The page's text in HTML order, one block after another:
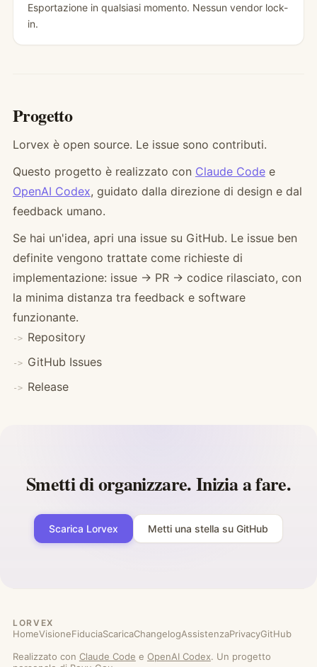
Esportazione in qualsiasi momento. Nessun vendor lock-
in.
Progetto
Lorvex è open source. Le issue sono contributi.
Questo progetto è realizzato con Claude Codee
OpenAI Codex, guidato dalla direzione di design e dal
feedback umano.
Se hai un'idea, apri una issue su GitHub. Le issue ben
definite vengono trattate come richieste di
implementazione: issue → PR → codice rilasciato, con
la minima distanza tra feedback e software
funzionante.
Repository
GitHub Issues
Release
Smetti di organizzare. Inizia a fare.
Scarica Lorvex Metti una stella su GitHub
LORVEX
HomeVisioneFiduciaScaricaChangelogAssistenzaPrivacyGitHub
Realizzato con Claude Code e OpenAI Codex. Un progetto